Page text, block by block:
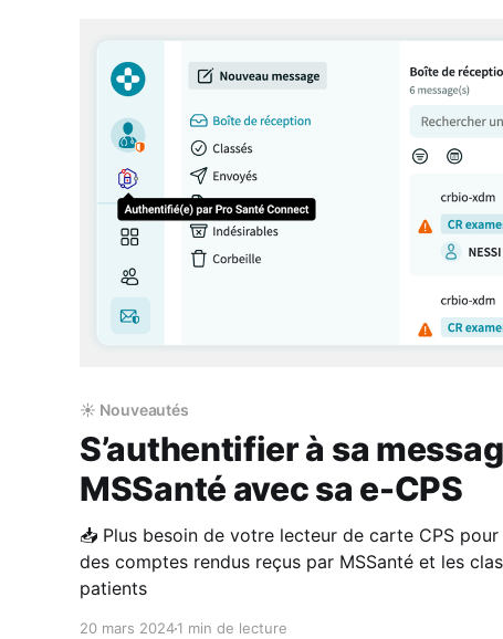
☀️ Nouveautés
S’authentifier à sa
MSSanté avec sa e-CPS
📥 Plus besoin de votre lecteur de carte CPS
des comptes rendus reçus par MSSanté et les
patients
20 mars 20241 min de lecture